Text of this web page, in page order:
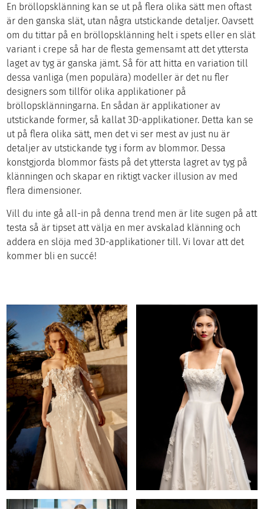
En bröllopsklänning kan se ut på flera olika sätt men oftast
är den ganska slät, utan några utstickande detaljer. Oavsett
om du tittar på en bröllopsklänning helt i spets eller en slät
variant i crepe så har de flesta gemensamt att det yttersta
laget av tyg är ganska jämt. Så för att hitta en variation till
dessa vanliga (men populära) modeller är det nu fler
designers som tillför olika applikationer på
bröllopsklänningarna. En sådan är applikationer av
utstickande former, så kallat 3D-applikationer. Detta kan se
ut på flera olika sätt, men det vi ser mest av just nu är
detaljer av utstickande tyg i form av blommor. Dessa
konstgjorda blommor fästs på det yttersta lagret av tyg på
klänningen och skapar en riktigt vacker illusion av med
flera dimensioner.
Vill du inte gå all-in på denna trend men är lite sugen på att
testa så är tipset att välja en mer avskalad klänning och
addera en slöja med 3D-applikationer till. Vi lovar att det
kommer bli en succé!